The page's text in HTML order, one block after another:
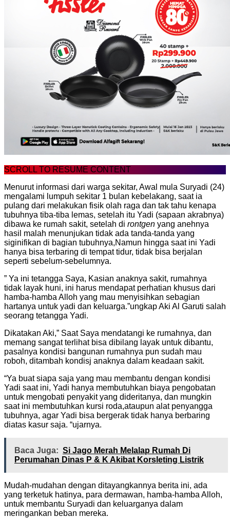
SCROLL TO RESUME CONTENT
Menurut informasi dari warga sekitar, Awal mula Suryadi (24)
mengalami lumpuh sekitar 1 bulan kebelakang, saat ia
pulang dari melakukan fisik olah raga dan tak tahu kenapa
tubuhnya tiba-tiba lemas, setelah itu Yadi (sapaan akrabnya)
dibawa ke rumah sakit, setelah di rontgen yang anehnya
hasil malah menunjukan tidak ada tanda-tanda yang
siginifikan di bagian tubuhnya,Namun hingga saat ini Yadi
hanya bisa terbaring di tempat tidur, tidak bisa berjalan
seperti sebelum-sebelumnya.
” Ya ini tetangga Saya, Kasian anaknya sakit, rumahnya
tidak layak huni, ini harus mendapat perhatian khusus dari
hamba-hamba Alloh yang mau menyisihkan sebagian
hartanya untuk yadi dan keluarga.”ungkap Aki Al Garuti salah
seorang tetangga Yadi.
Dikatakan Aki,” Saat Saya mendatangi ke rumahnya, dan
memang sangat terlihat bisa dibilang layak untuk dibantu,
pasalnya kondisi bangunan rumahnya pun sudah mau
roboh, ditambah kondisj anaknya dalam keadaan sakit.
“Ya buat siapa saja yang mau membantu dengan kondisi
Yadi saat ini, Yadi hanya membutuhkan biaya pengobatan
untuk mengobati penyakit yang dideritanya, dan mungkin
saat ini membutuhkan kursi roda,ataupun alat penyangga
tubuhnya, agar Yadi bisa bergerak tidak hanya berbaring
diatas kasur saja. “ujarnya.
Baca Juga: Si Jago Merah Melalap Rumah Di
Perumahan Dinas P & K Akibat Korsleting Listrik
Mudah-mudahan dengan ditayangkannya berita ini, ada
yang terketuk hatinya, para dermawan, hamba-hamba Alloh,
untuk membantu Suryadi dan keluarganya dalam
meringankan beban mereka.